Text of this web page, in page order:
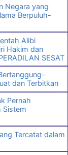
Negara yang
Berpuluh-
Alibi
Hakim dan
SESAT
dan Terbitkan
Pernah
Sistem
Tercatat dalam